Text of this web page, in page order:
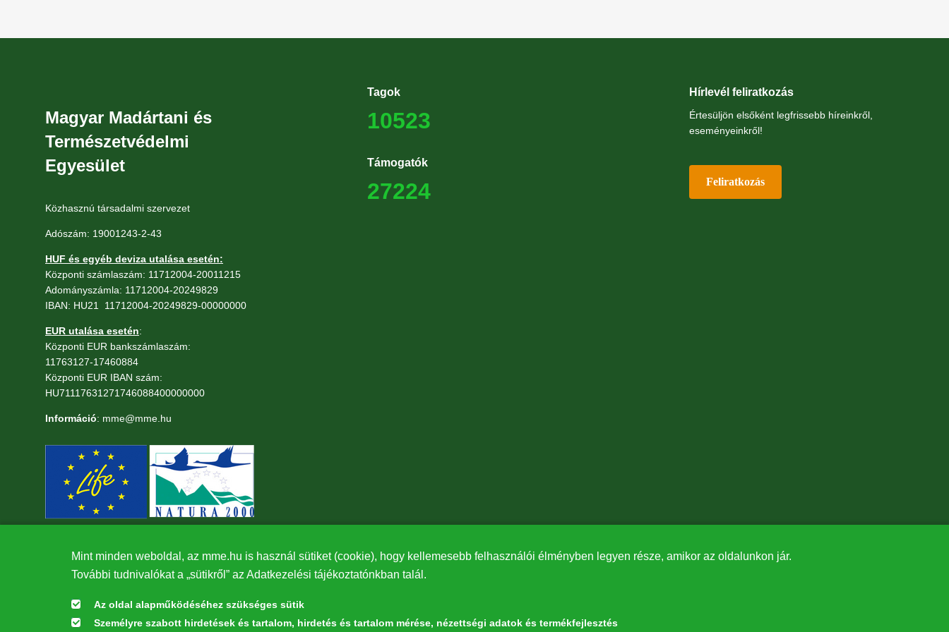
Magyar Madártani és
Természetvédelmi
Egyesület
Közhasznú társadalmi szervezet
Adószám: 19001243-2-43
HUF és egyéb deviza utalása esetén:
Központi számlaszám: 11712004-20011215
Adományszámla: 11712004-20249829
IBAN: HU21 11712004-20249829-00000000
EUR utalása esetén:
Központi EUR bankszámlaszám:
11763127-17460884
Központi EUR IBAN szám:
HU71117631271746088400000000
Információ: mme@mme.hu
Tagok
10523
Támogatók
27224
Hírlevél feliratkozás
Értesüljön elsőként legfrissebb híreinkről,
eseményeinkről!
Feliratkozás
Mint minden weboldal, az mme.hu is használ sütiket (cookie), hogy kellemesebb felhasználói élményben legyen része, amikor az oldalunkon jár.
További tudnivalókat a „sütikről” az Adatkezelési tájékoztatónkban talál.
Az oldal alapműködéséhez szükséges sütik
Személyre szabott hirdetések és tartalom, hirdetés és tartalom mérése, nézettségi adatok és termékfejlesztés